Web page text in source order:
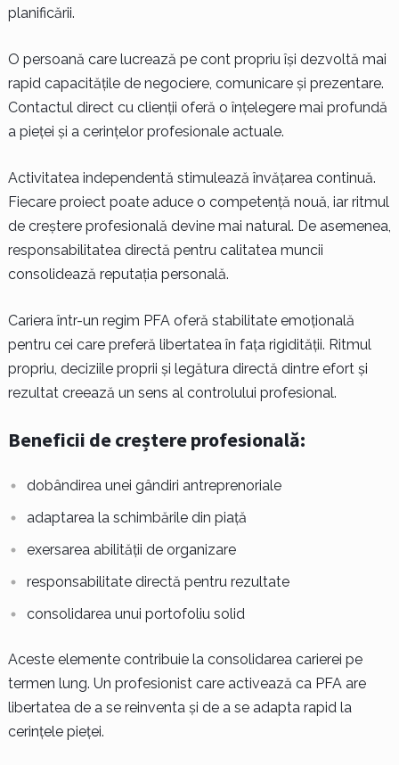
planificării.
O persoană care lucrează pe cont propriu își dezvoltă mai
rapid capacitățile de negociere, comunicare și prezentare.
Contactul direct cu clienții oferă o înțelegere mai profundă
a pieței și a cerințelor profesionale actuale.
Activitatea independentă stimulează învățarea continuă.
Fiecare proiect poate aduce o competență nouă, iar ritmul
de creștere profesională devine mai natural. De asemenea,
responsabilitatea directă pentru calitatea muncii
consolidează reputația personală.
Cariera într-un regim PFA oferă stabilitate emoțională
pentru cei care preferă libertatea în fața rigidității. Ritmul
propriu, deciziile proprii și legătura directă dintre efort și
rezultat creează un sens al controlului profesional.
Beneficii de creștere profesională:
dobândirea unei gândiri antreprenoriale
adaptarea la schimbările din piață
exersarea abilității de organizare
responsabilitate directă pentru rezultate
consolidarea unui portofoliu solid
Aceste elemente contribuie la consolidarea carierei pe
termen lung. Un profesionist care activează ca PFA are
libertatea de a se reinventa și de a se adapta rapid la
cerințele pieței.